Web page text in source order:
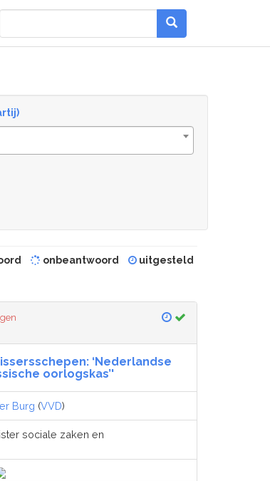
onbeantwoord uitgesteld
‘Nederlandse
oorlogskas’'
Burg (VVD)
sociale zaken en